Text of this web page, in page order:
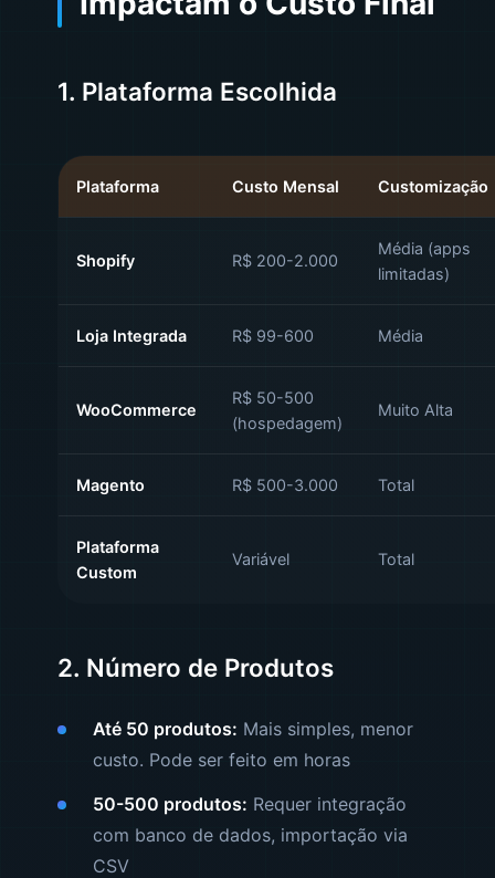
1. Plataforma Escolhida
Plataforma Custo Mensal Customização
Shopify R$ 200-2.000
Média (apps
limitadas)
Loja Integrada R$ 99-600 Média
WooCommerce
R$ 50-500
(hospedagem)
Muito Alta
Magento R$ 500-3.000 Total
Plataforma
Custom
Variável Total
2. Número de Produtos
Até 50 produtos: Mais simples, menor
custo. Pode ser feito em horas
50-500 produtos: Requer integração
com banco de dados, importação via
CSV